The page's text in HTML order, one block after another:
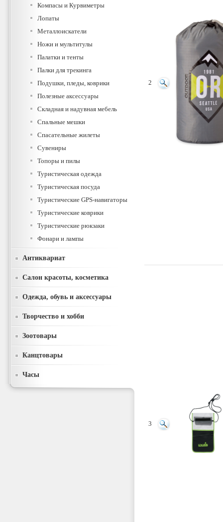
Компасы и Курвиметры
Лопаты
Металлоискатели
Ножи и мультитулы
Палатки и тенты
Палки для трекинга
Подушки, пледы, коврики
Полезные аксессуары
Складная и надувная мебель
Спальные мешки
Спасательные жилеты
Сувениры
Топоры и пилы
Туристическая одежда
Туристическая посуда
Туристические GPS-навигаторы
Туристические коврики
Туристические рюкзаки
Фонари и лампы
Антиквариат
Салон красоты, косметика
Одежда, обувь и аксессуары
Творчество и хобби
Зоотовары
Канцтовары
Часы
2
3